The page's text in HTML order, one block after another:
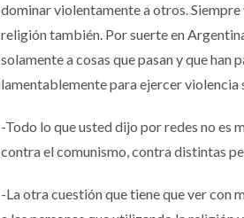
dominar violentamente a otros.
religión también. Por suerte en
solamente a cosas que pasan y que
lamentablemente para ejercer violencia
-Todo lo que usted dijo por redes no es
contra el comunismo, contra distintas
-La otra cuestión que tiene que ver con